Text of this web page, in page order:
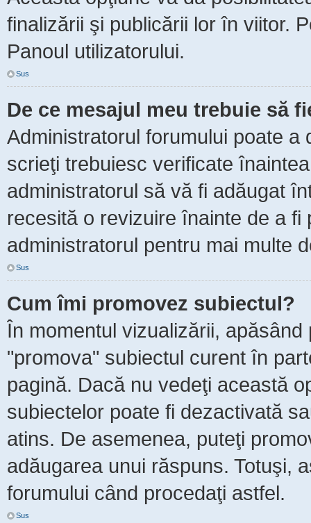
finalizării şi publicării lor în viitor.
Panoul utilizatorului.
Sus
De ce mesajul meu trebuie să
Administratorul forumului poate
scrieţi trebuiesc verificate
administratorul să vă fi adăugat
recesită o revizuire înainte de a
administratorul pentru mai multe
Sus
Cum îmi promovez subiectul?
În momentul vizualizării, apăsând
"promova" subiectul curent în
pagină. Dacă nu vedeţi această
subiectelor poate fi dezactivată
atins. De asemenea, puteţi
adăugarea unui răspuns. Totuşi,
forumului când procedaţi astfel.
Sus